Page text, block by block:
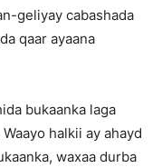
geliyay cabashada
qaar ayaana
bukaanka laga
halkii ay ahayd
waxaa durba